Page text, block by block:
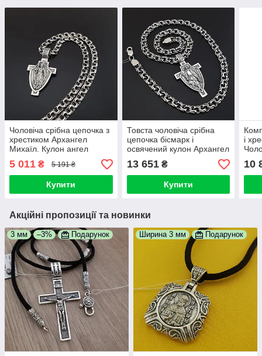
Чоловіча срібна цепочка з
хрестиком Архангел
Михаїл. Кулон ангел
925. Довжина 55 см
5 011 ₴ 5 191 ₴
Купити
Товста чоловіча срібна
цепочка бісмарк і
освячений кулон Архангел
Михаїл на хресті. Довжина
55 см
13 651₴
Купити
і
см
10
Акційні пропозиції та новинки
3 мм –3% Подарунок Ширина 3 мм Подарунок